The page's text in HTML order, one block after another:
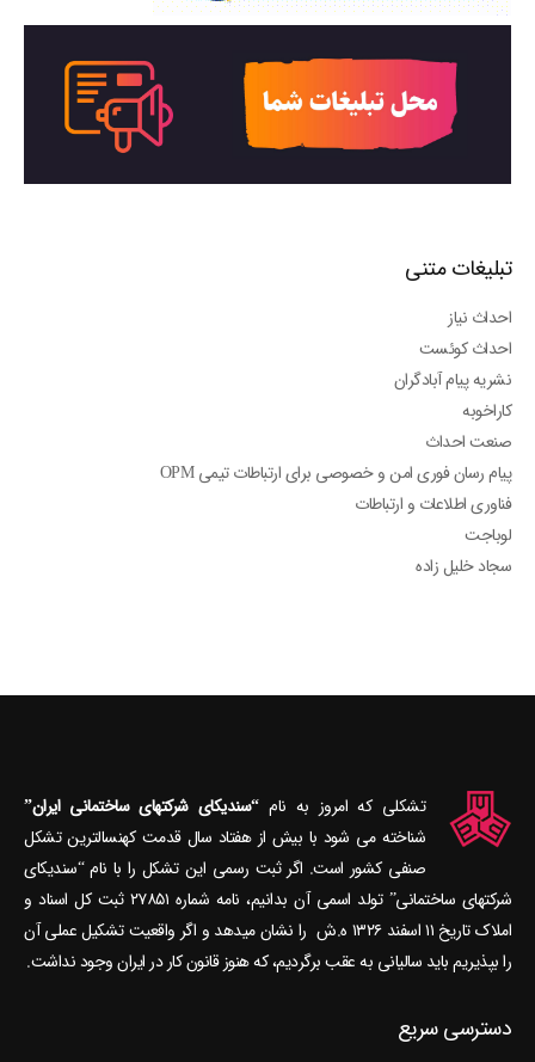
تبلیغات متنی
احداث نیاز
احداث کوئست
نشریه پیام آبادگران
کاراخوبه
صنعت احداث
پیام رسان فوری امن و خصوصی برای ارتباطات تیمی OPM
فناوری اطلاعات و ارتباطات
لوباجت
سجاد خلیل زاده
تشکلی که امروز به نام“سندیکای شرکتهای ساختمانی ایران”
شناخته می‎ شود با بیش از هفتاد سال قدمت کهنسال‎ترین تشکل
صنفی کشور است. اگر ثبت رسمی این تشکل را با نام “سندیکای
شرکتهای ساختمانی” تولد اسمی آن بدانیم، نامه شماره ۲۷۸۵۱ ثبت کل اسناد و
املاک تاریخ ۱۱ اسفند ۱۳۲۶ ه.ش را نشان می‎دهد و اگر واقعیت تشکیل عملی آن
را بپذیریم باید سالیانی به عقب برگردیم، که هنوز قانون کار در ایران وجود نداشت.
دسترسی سریع